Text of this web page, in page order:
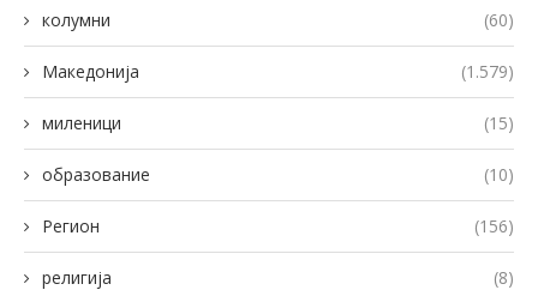
колумни (60)
Македонија (1.579)
миленици (15)
образование (10)
Регион (156)
религија (8)